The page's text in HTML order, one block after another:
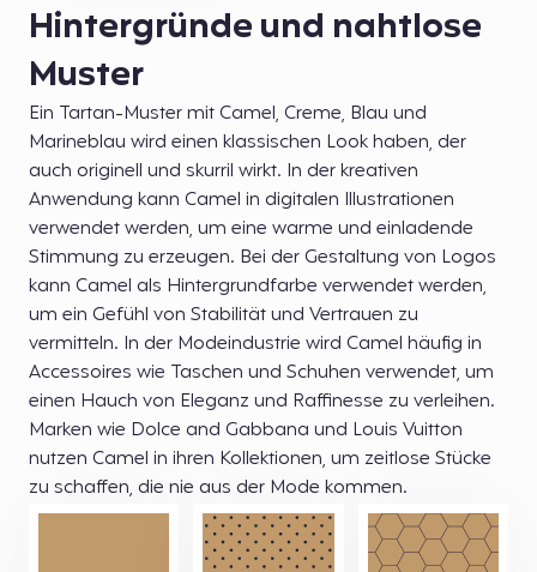
Hintergründe und nahtlose
Muster
Ein Tartan-Muster mit Camel, Creme, Blau und
Marineblau wird einen klassischen Look haben, der
auch originell und skurril wirkt. In der kreativen
Anwendung kann Camel in digitalen Illustrationen
verwendet werden, um eine warme und einladende
Stimmung zu erzeugen. Bei der Gestaltung von Logos
kann Camel als Hintergrundfarbe verwendet werden,
um ein Gefühl von Stabilität und Vertrauen zu
vermitteln. In der Modeindustrie wird Camel häufig in
Accessoires wie Taschen und Schuhen verwendet, um
einen Hauch von Eleganz und Raffinesse zu verleihen.
Marken wie Dolce and Gabbana und Louis Vuitton
nutzen Camel in ihren Kollektionen, um zeitlose Stücke
zu schaffen, die nie aus der Mode kommen.